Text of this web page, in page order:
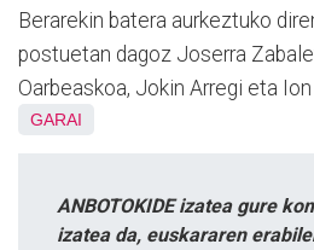
Berarekin batera aurkeztuko
postuetan dagoz Joserra
Oarbeaskoa, Jokin Arregi eta Ion
GARAI
ANBOTOKIDE izatea gure
izatea da, euskararen